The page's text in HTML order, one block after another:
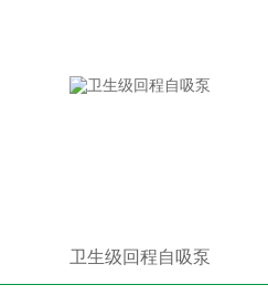
卫生级回程自吸泵